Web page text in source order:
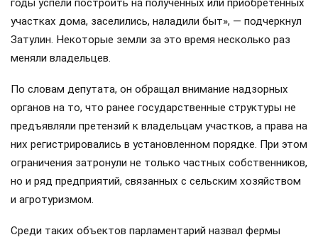
участках дома, заселились, наладили быт», — подчеркнул
Затулин. Некоторые земли за это время несколько раз
меняли владельцев.
По словам депутата, он обращал внимание надзорных
органов на то, что ранее государственные структуры не
предъявляли претензий к владельцам участков, а права на
них регистрировались в установленном порядке. При этом
ограничения затронули не только частных собственников,
но и ряд предприятий, связанных с сельским хозяйством
и агротуризмом.
Среди таких объектов парламентарий назвал фермы